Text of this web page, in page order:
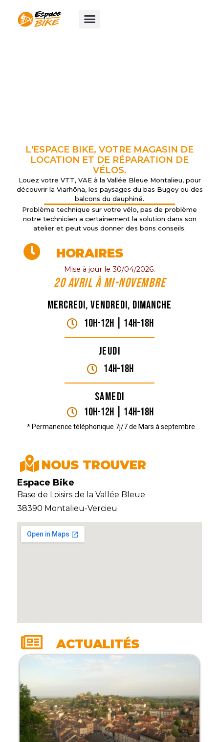
contenu
L'ESPACE BIKE, VOTRE MAGASIN DE
LOCATION ET DE RÉPARATION DE
VÉLOS.
Louez votre VTT, VAE à la Vallée Bleue Montalieu, pour
découvrir la Viarhôna, les paysages du bas Bugey ou des
balcons du dauphiné.
Problème technique sur votre vélo, pas de problème
notre technicien a certainement la solution dans son
atelier et peut vous donner des bons conseils.
HORAIRES
Mise à jour le 30/04/2026.
20 Avril à mi-novembre
Mercredi, vendredi, dimanche
10H-12H | 14H-18h
Jeudi
14H-18h
Samedi
10H-12H | 14H-18h
* Permanence téléphonique 7j/7 de Mars à septembre
NOUS TROUVER
Espace Bike
Base de Loisirs de la Vallée Bleue
38390 Montalieu-Vercieu
ACTUALITÉS